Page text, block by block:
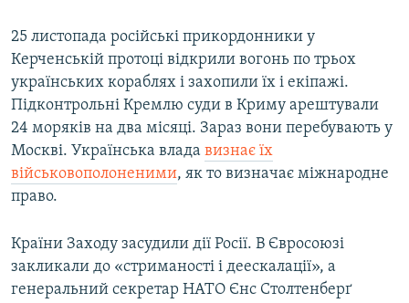
25 листопада російські прикордонники у
Керченській протоці відкрили вогонь по трьох
українських кораблях і захопили їх і екіпажі.
Підконтрольні Кремлю суди в Криму арештували
24 моряків на два місяці. Зараз вони перебувають у
Москві. Українська влада визнає їх
військовополоненими, як то визначає міжнародне
право.
Країни Заходу засудили дії Росії. В Євросоюзі
закликали до «стриманості і деескалації», а
генеральний секретар НАТО Єнс Столтенберґ